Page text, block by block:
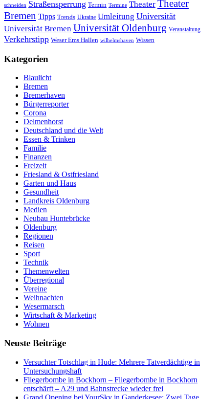
schneiden Straßensperrung Termin Termine Theater Theater
Bremen Tipps Trends Ukraine Umleitung Universität
Universität Bremen Universität Oldenburg Veranstaltung
Verkehrstipp Weser Ems Hallen wilhelmshaven Wissen
Kategorien
Blaulicht
Bremen
Bremerhaven
Bürgerreporter
Corona
Delmenhorst
Deutschland und die Welt
Essen & Trinken
Familie
Finanzen
Freizeit
Friesland & Ostfriesland
Garten und Haus
Gesundheit
Landkreis Oldenburg
Medien
Neubau Huntebrücke
Oldenburg
Regionen
Reisen
Sport
Technik
Themenwelten
Überregional
Vereine
Weihnachten
Wesermarsch
Wirtschaft & Marketing
Wohnen
Neuste Beiträge
Versucht­er Totschlag in Hude: Mehrere Tatverdächtige in
Untersuchungshaft
Fliegerbombe in Bockhorn – Fliegerbombe in Bockhorn
entschärft – A29 und Bahnstrecke wieder frei
Grand Opening bei YourSky in Ganderkesee: Zwei Tage